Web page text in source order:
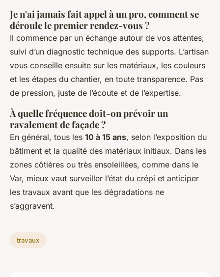
Je n'ai jamais fait appel à un pro, comment se
déroule le premier rendez-vous ?
Il commence par un échange autour de vos attentes,
suivi d’un diagnostic technique des supports. L’artisan
vous conseille ensuite sur les matériaux, les couleurs
et les étapes du chantier, en toute transparence. Pas
de pression, juste de l’écoute et de l’expertise.
À quelle fréquence doit-on prévoir un
ravalement de façade ?
En général, tous les 10 à 15 ans, selon l’exposition du
bâtiment et la qualité des matériaux initiaux. Dans les
zones côtières ou très ensoleillées, comme dans le
Var, mieux vaut surveiller l’état du crépi et anticiper
les travaux avant que les dégradations ne
s’aggravent.
travaux